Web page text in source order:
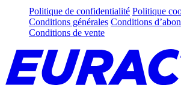
Politique de confidentialité Politique
Conditions générales Conditions
Conditions de vente